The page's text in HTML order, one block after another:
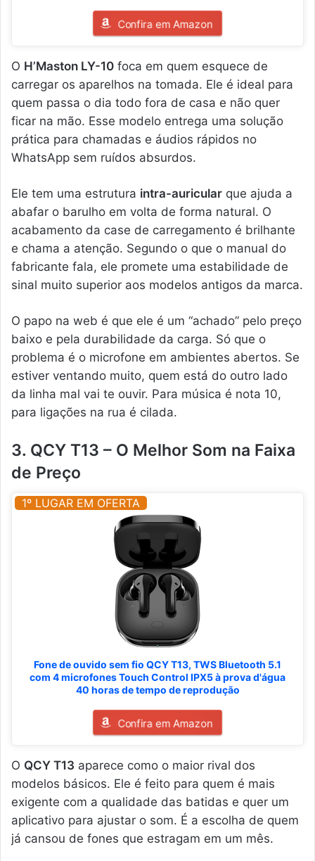
Confira em Amazon
O H’Maston LY-10 foca em quem esquece de
carregar os aparelhos na tomada. Ele é ideal para
quem passa o dia todo fora de casa e não quer
ficar na mão. Esse modelo entrega uma solução
prática para chamadas e áudios rápidos no
WhatsApp sem ruídos absurdos.
Ele tem uma estrutura intra-auricular que ajuda a
abafar o barulho em volta de forma natural. O
acabamento da case de carregamento é brilhante
e chama a atenção. Segundo o que o manual do
fabricante fala, ele promete uma estabilidade de
sinal muito superior aos modelos antigos da marca.
O papo na web é que ele é um “achado” pelo preço
baixo e pela durabilidade da carga. Só que o
problema é o microfone em ambientes abertos. Se
estiver ventando muito, quem está do outro lado
da linha mal vai te ouvir. Para música é nota 10,
para ligações na rua é cilada.
3. QCY T13 – O Melhor Som na Faixa
de Preço
1º LUGAR EM OFERTA
Fone de ouvido sem fio QCY T13, TWS Bluetooth 5.1
com 4 microfones Touch Control IPX5 à prova d'água
40 horas de tempo de reprodução
Confira em Amazon
O QCY T13 aparece como o maior rival dos
modelos básicos. Ele é feito para quem é mais
exigente com a qualidade das batidas e quer um
aplicativo para ajustar o som. É a escolha de quem
já cansou de fones que estragam em um mês.